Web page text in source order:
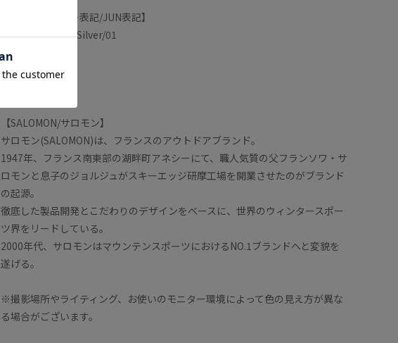
【メーカーカラー表記/JUN表記】
Black Black Ftw Silver/01
【メーカー型番】
【SALOMON/サロモン】
サロモン(SALOMON)は、フランスのアウトドアブランド。
1947年、フランス南東部の湖畔町アネシーにて、職人気質の父フランソワ・サ
ロモンと息子のジョルジュがスキーエッジ研摩工場を開業させたのがブランド
の起源。
徹底した製品開発とこだわりのデザインをベースに、世界のウィンタースポー
ツ界をリードしている。
2000年代、サロモンはマウンテンスポーツにおけるNO.1ブランドへと変貌を
遂げる。
※撮影場所やライティング、お使いのモニター環境によって色の見え方が異な
る場合がございます。